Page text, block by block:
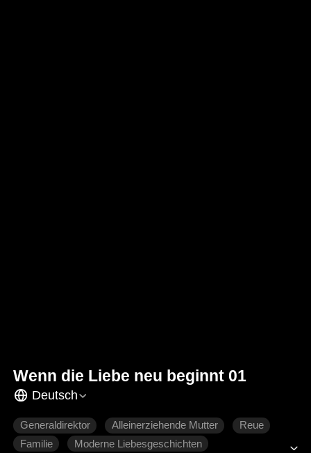
Wenn die Liebe neu beginnt 01
Deutsch
Generaldirektor Alleinerziehende Mutter
Reue
Familie
Moderne Liebesgeschichten